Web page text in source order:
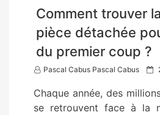
Comment trouver
pièce détachée
du premier coup ?
Pascal Cabus Pascal Cabus
P
s
Chaque année, des
se retrouvent face à la